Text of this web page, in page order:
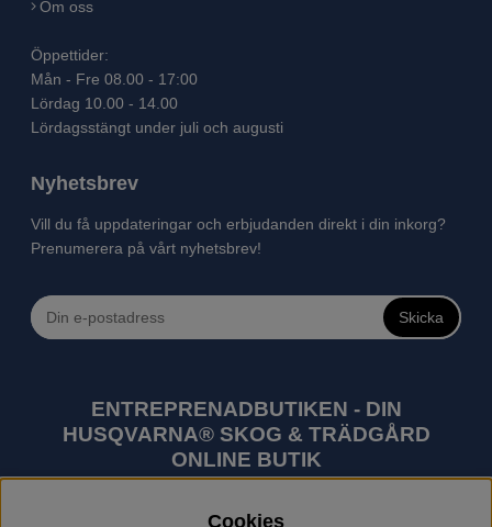
Om oss
Öppettider:
Mån - Fre 08.00 - 17:00
Lördag 10.00 - 14.00
Lördagsstängt under juli och augusti
Nyhetsbrev
Vill du få uppdateringar och erbjudanden direkt i din inkorg?
Prenumerera på vårt nyhetsbrev!
Skicka
ENTREPRENADBUTIKEN - DIN
HUSQVARNA® SKOG & TRÄDGÅRD
ONLINE BUTIK
Cookies